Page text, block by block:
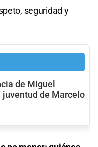
seguridad y
de Miguel
juventud de Marcelo